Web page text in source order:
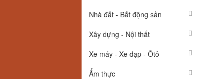
Nhà đất - Bất động sản
Xây dựng - Nội thất
Xe máy - Xe đạp - Ôtô
Ẩm thực